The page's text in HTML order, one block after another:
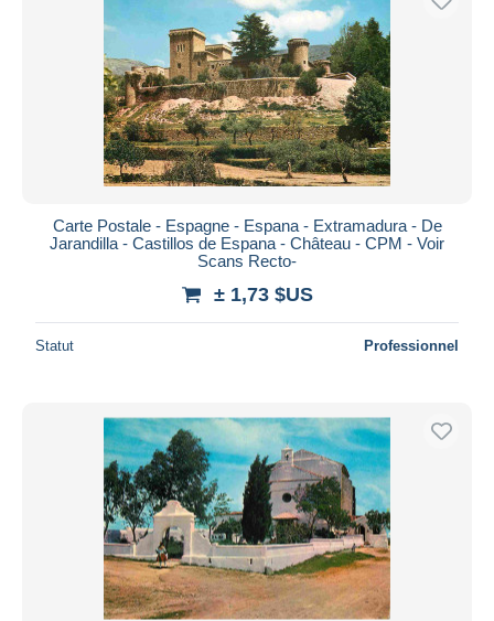
Carte Postale - Espagne - Espana - Extramadura - De
Jarandilla - Castillos de Espana - Château - CPM - Voir
Scans Recto-
± 1,73 $US
Statut Professionnel